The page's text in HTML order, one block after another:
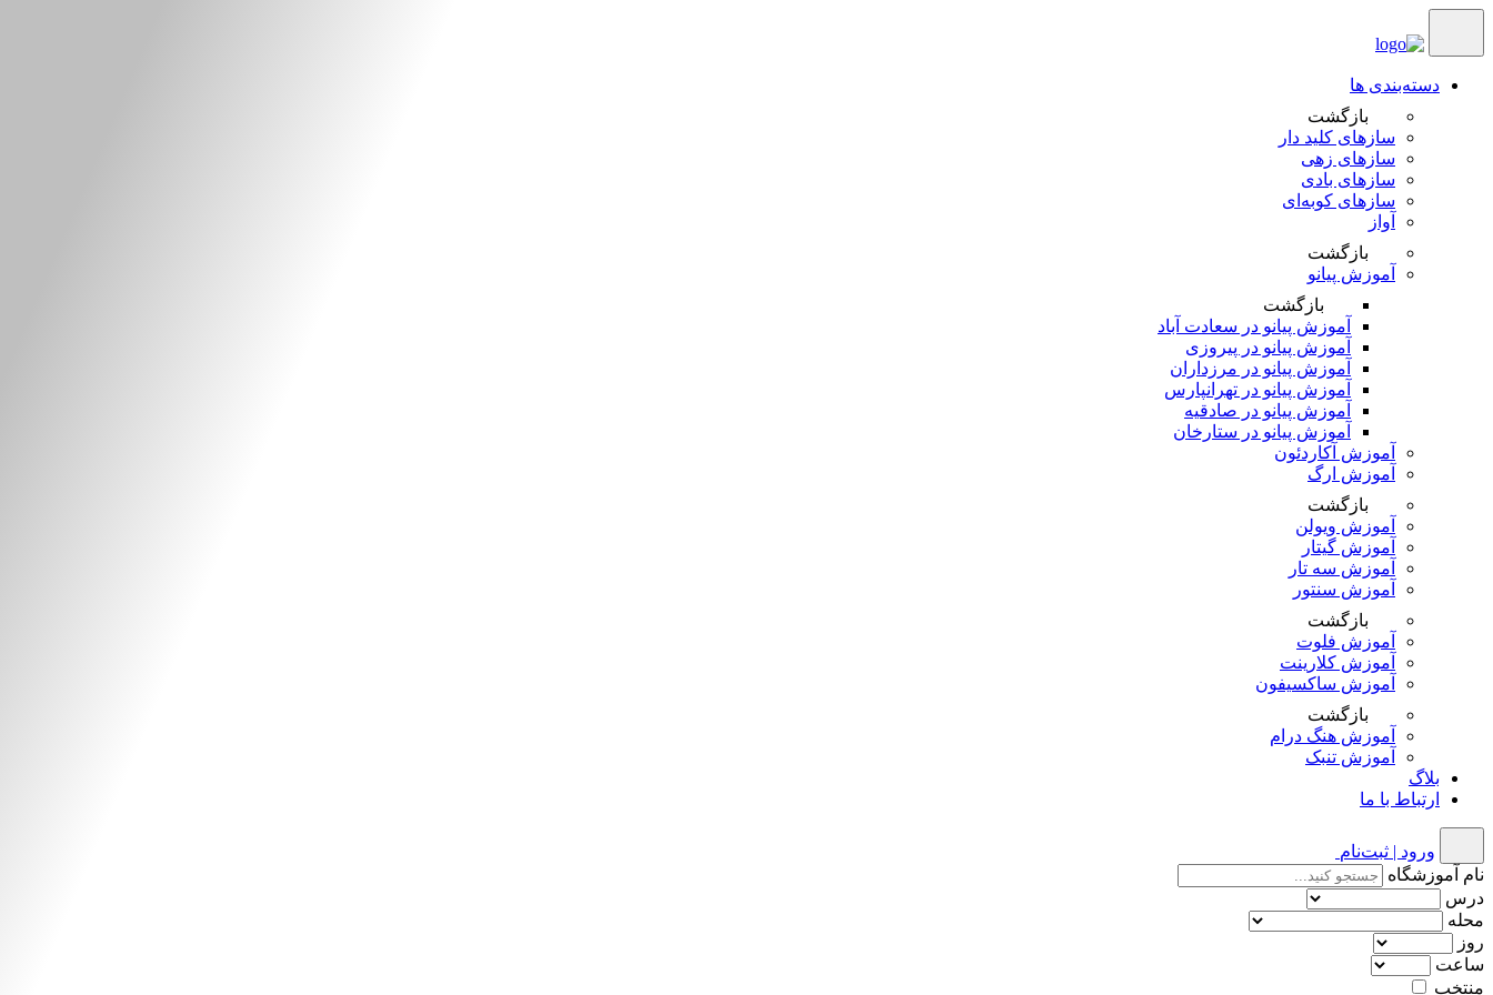
دسته‌بندی ها
بازگشت
سازهای کلید دار
سازهای زهی
سازهای بادی
سازهای کوبه‌‎ای
آواز
بازگشت
آموزش پیانو
بازگشت
آموزش پیانو در سعادت آباد
آموزش پیانو در پیروزی
آموزش پیانو در مرزداران
آموزش پیانو در تهرانپارس
آموزش پیانو در صادقیه
آموزش پیانو در ستارخان
آموزش آکاردئون
آموزش ارگ
بازگشت
آموزش ویولن
آموزش گیتار
آموزش سه تار
آموزش سنتور
بازگشت
آموزش فلوت
آموزش کلارینت
آموزش ساکسیفون
بازگشت
آموزش هنگ درام
آموزش تنبک
بلاگ
ارتباط با ما
ورود | ثبت‌نام
نام آموزشگاه
درس
محله
روز
ساعت
منتخب